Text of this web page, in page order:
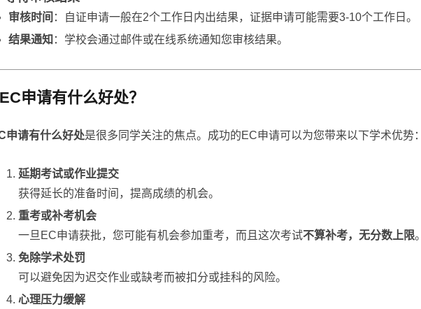
审核时间 ：自证申请一般在2个工作日内出结果，证据申请可能需要3-10个工作日。
结果通知 ：学校会通过邮件或在线系统通知您审核结果。
EC申请有什么好处？
申请有什么好处是很多同学关注的焦点。成功的EC申请可以为您带来以下学术优势：
延期考试或作业提交
获得延长的准备时间，提高成绩的机会。
重考或补考机会
一旦EC申请获批，您可能有机会参加重考，而且这次考试不算补考，无分数上限。
免除学术处罚
可以避免因为迟交作业或缺考而被扣分或挂科的风险。
心理压力缓解